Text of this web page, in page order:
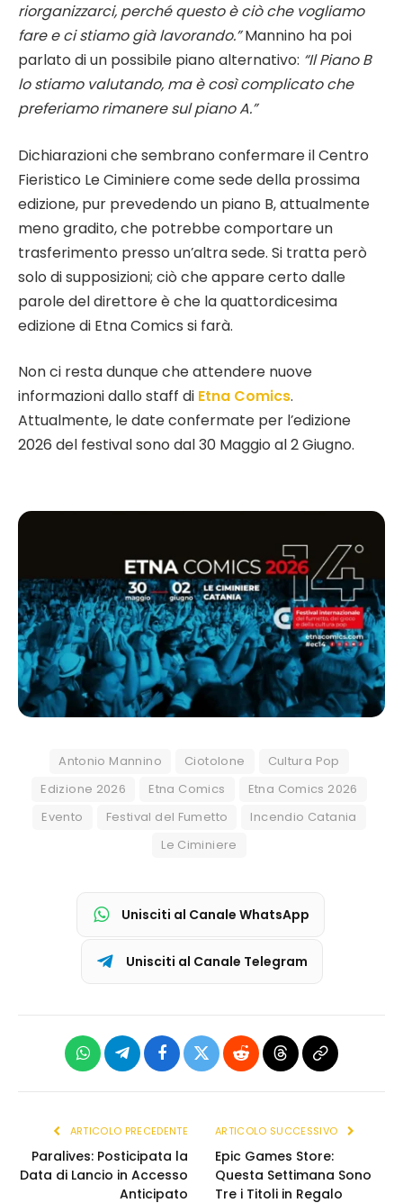
riorganizzarci, perché questo è ciò che vogliamo
fare e ci stiamo già lavorando.”Mannino ha poi
parlato di un possibile piano alternativo: “Il Piano B
lo stiamo valutando, ma è così complicato che
preferiamo rimanere sul piano A.”
Dichiarazioni che sembrano confermare il Centro
Fieristico Le Ciminiere come sede della prossima
edizione, pur prevedendo un piano B, attualmente
meno gradito, che potrebbe comportare un
trasferimento presso un’altra sede. Si tratta però
solo di supposizioni; ciò che appare certo dalle
parole del direttore è che la quattordicesima
edizione di Etna Comics si farà.
Non ci resta dunque che attendere nuove
informazioni dallo staff di Etna Comics.
Attualmente, le date confermate per l’edizione
2026 del festival sono dal 30 Maggio al 2 Giugno.
Antonio Mannino Ciotolone
Cultura Pop
Edizione 2026
Etna Comics
Etna Comics 2026
Evento
Festival del Fumetto
Incendio Catania
Le Ciminiere
Unisciti al Canale WhatsApp
Unisciti al Canale Telegram
WhatsAppTelegramFacebook
X
Reddit ThreadsCopia
ARTICOLO PRECEDENTE
Paralives: Posticipata la
Data di Lancio in Accesso
Anticipato
ARTICOLO SUCCESSIVO
Epic Games Store:
Questa Settimana Sono
Tre i Titoli in Regalo